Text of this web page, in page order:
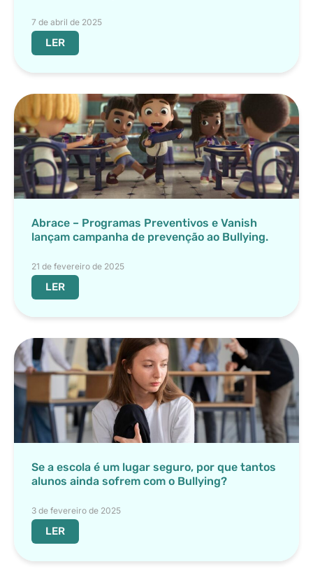
7 de abril de 2025
LER
Abrace – Programas Preventivos e Vanish
lançam campanha de prevenção ao Bullying.
21 de fevereiro de 2025
LER
Se a escola é um lugar seguro, por que tantos
alunos ainda sofrem com o Bullying?
3 de fevereiro de 2025
LER